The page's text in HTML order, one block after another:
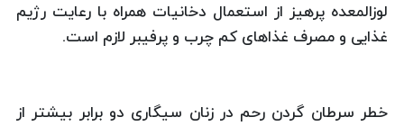
لوزالمعده پرهیز از استعمال دخانیات همراه با رعایت رژیم
غذایی و مصرف غذاهای كم چرب و پرفیبر لازم است.
خطر سرطان گردن رحم در زنان سیگاری دو برابر بیشتر از